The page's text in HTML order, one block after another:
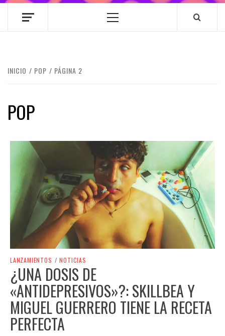
Menú
INICIO POP PÁGINA 2
POP
LANZAMIENTOS / NOTICIAS
¿UNA DOSIS DE
«ANTIDEPRESIVOS»?: SKILLBEA Y
MIGUEL GUERRERO TIENE LA RECETA
PERFECTA